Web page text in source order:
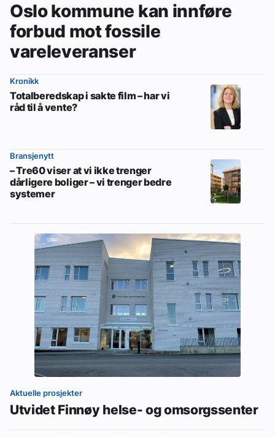
Oslo kommune kan innføre
forbud mot fossile
vareleveranser
Kronikk
Totalberedskap i sakte film – har vi
råd til å vente?
Bransjenytt
– Tre60 viser at vi ikke trenger
dårligere boliger – vi trenger bedre
systemer
Aktuelle prosjekter
Utvidet Finnøy helse- og omsorgssenter